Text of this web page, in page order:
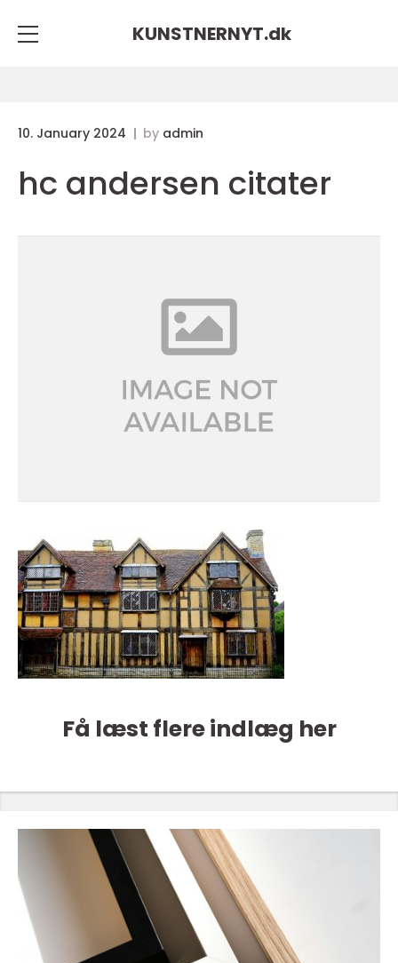
KUNSTNERNYT.dk
10. January 2024 by admin
hc andersen citater
Få læst flere indlæg her